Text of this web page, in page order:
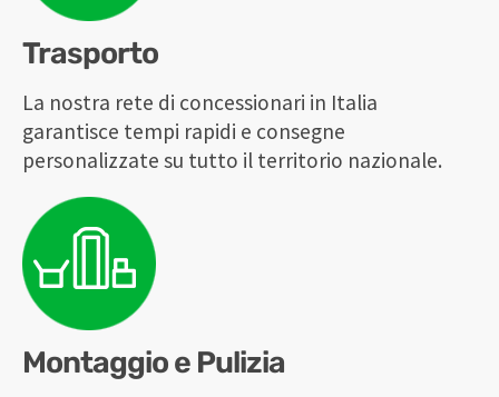
Trasporto
La nostra rete di concessionari in Italia
garantisce tempi rapidi e consegne
personalizzate su tutto il territorio nazionale.
Montaggio e Pulizia